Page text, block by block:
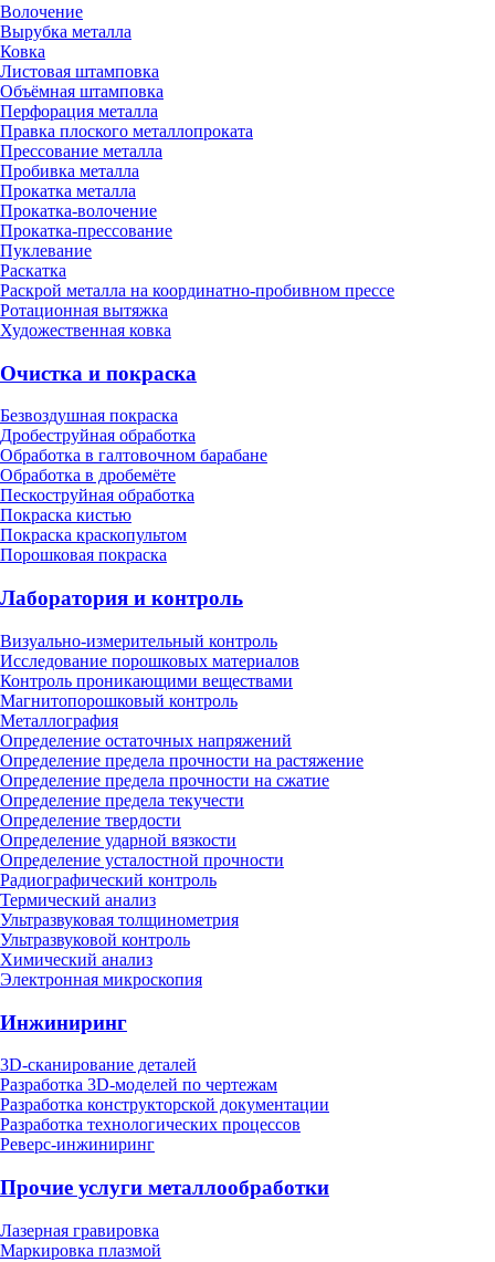
Волочение
Вырубка металла
Ковка
Листовая штамповка
Объёмная штамповка
Перфорация металла
Правка плоского металлопроката
Прессование металла
Пробивка металла
Прокатка металла
Прокатка-волочение
Прокатка-прессование
Пуклевание
Раскатка
Раскрой металла на координатно-пробивном прессе
Ротационная вытяжка
Художественная ковка
Очистка и покраска
Безвоздушная покраска
Дробеструйная обработка
Обработка в галтовочном барабане
Обработка в дробемёте
Пескоструйная обработка
Покраска кистью
Покраска краскопультом
Порошковая покраска
Лаборатория и контроль
Визуально-измерительный контроль
Исследование порошковых материалов
Контроль проникающими веществами
Магнитопорошковый контроль
Металлография
Определение остаточных напряжений
Определение предела прочности на растяжение
Определение предела прочности на сжатие
Определение предела текучести
Определение твердости
Определение ударной вязкости
Определение усталостной прочности
Радиографический контроль
Термический анализ
Ультразвуковая толщинометрия
Ультразвуковой контроль
Химический анализ
Электронная микроскопия
Инжиниринг
3D-сканирование деталей
Разработка 3D-моделей по чертежам
Разработка конструкторской документации
Разработка технологических процессов
Реверс-инжиниринг
Прочие услуги металлообработки
Лазерная гравировка
Маркировка плазмой